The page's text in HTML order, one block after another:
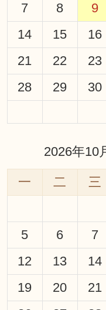
7
8 9
14
15 16
21
22 23
28
29 30
2026年10
一 二 三
5
6 7
12
13 14
19
20 21